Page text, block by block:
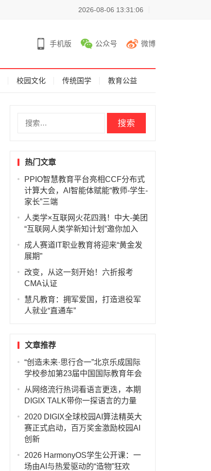
2026-08-06 13:31:06
手机版 公众号 微博
校园文化 传统国学 教育公益
热门文章
PPIO智慧教育平台亮相CCF分布式
计算大会，AI智能体赋能“教师-学生-
家长”三端
人类学×互联网火花四溅！中大-美团
“互联网人类学新知计划”邀你加入
成人赛道IT职业教育将迎来“黄金发
展期”
改变，从这一刻开始！六折报考
CMA认证
慧凡教育：拥军爱国，打造退役军
人就业“直通车”
文章推荐
“创造未来·思行合一”北京乐成国际
学校参加第23届中国国际教育年会
从网络流行热词看语言更迭，本期
DIGIX TALK带你一探语言的力量
2020 DIGIX全球校园AI算法精英大
赛正式启动，百万奖金激励校园AI
创新
2026 HarmonyOS学生公开课：一
场由AI与热爱驱动的“造物”狂欢